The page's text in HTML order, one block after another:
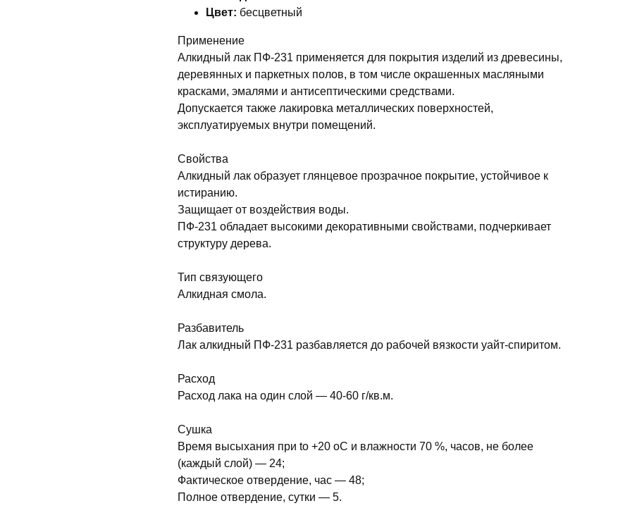
Цвет: бесцветный
Применение
Алкидный лак ПФ-231 применяется для покрытия изделий из древесины,
деревянных и паркетных полов, в том числе окрашенных масляными
красками, эмалями и антисептическими средствами.
Допускается также лакировка металлических поверхностей,
эксплуатируемых внутри помещений.
Свойства
Алкидный лак образует глянцевое прозрачное покрытие, устойчивое к
истиранию.
Защищает от воздействия воды.
ПФ-231 обладает высокими декоративными свойствами, подчеркивает
структуру дерева.
Тип связующего
Алкидная смола.
Разбавитель
Лак алкидный ПФ-231 разбавляется до рабочей вязкости уайт-спиритом.
Расход
Расход лака на один слой — 40-60 г/кв.м.
Сушка
Время высыхания при tо +20 оС и влажности 70 %, часов, не более
(каждый слой) — 24;
Фактическое отвердение, час — 48;
Полное отвердение, сутки — 5.